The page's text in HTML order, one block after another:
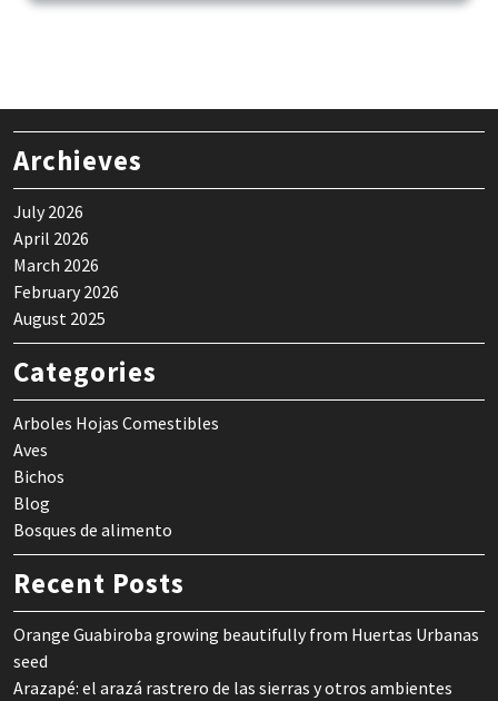
Archieves
July 2026
April 2026
March 2026
February 2026
August 2025
Categories
Arboles Hojas Comestibles
Aves
Bichos
Blog
Bosques de alimento
Recent Posts
Orange Guabiroba growing beautifully from Huertas Urbanas
seed
Arazapé: el arazá rastrero de las sierras y otros ambientes